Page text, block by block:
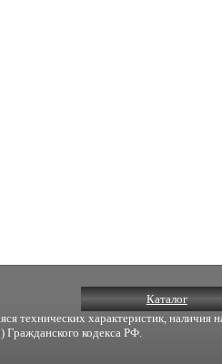
Каталог
технических характеристик,
кодекса РФ.